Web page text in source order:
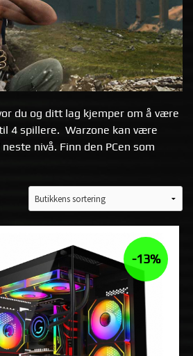
du og ditt lag kjemper om å være
4 spillere. Warzone kan være
nivå. Finn den PCen som
-13%